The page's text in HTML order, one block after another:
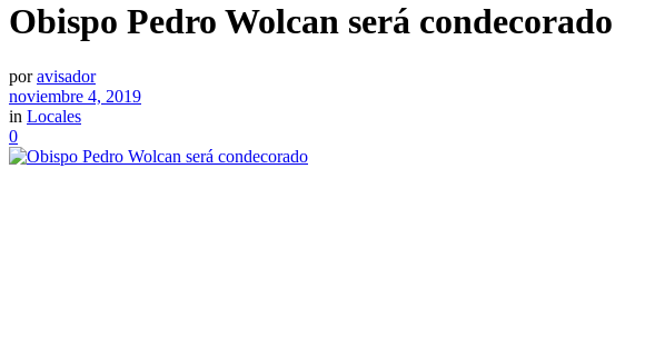
Obispo Pedro Wolcan será condecorado
por avisador
noviembre 4, 2019
in Locales
0